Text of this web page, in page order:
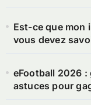
Est-ce que mon
vous devez
eFootball 2026 :
astuces pour